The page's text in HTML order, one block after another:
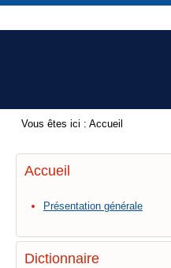
Vous êtes ici : Accueil
Accueil
Présentation générale
Dictionnaire